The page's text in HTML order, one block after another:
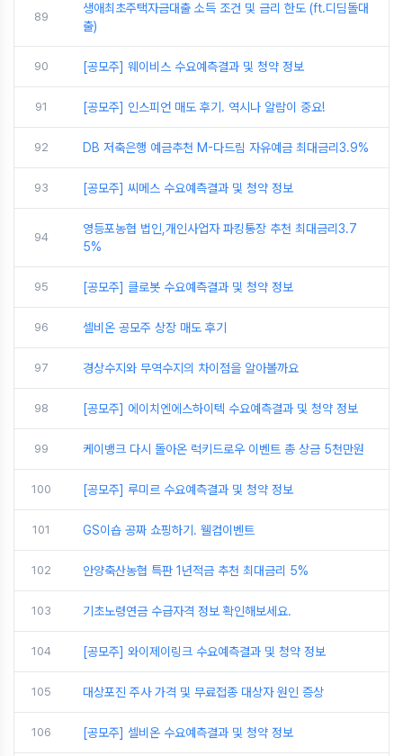
89
생애최초주택자금대출 소득 조건 및 금리 한도 (ft.디딤돌대
출)
90 [공모주] 웨이비스 수요예측결과 및 청약 정보
91 [공모주] 인스피언 매도 후기. 역시나 알람이 중요!
92 DB 저축은행 예금추천 M-다드림 자유예금 최대금리3.9%
93 [공모주] 씨메스 수요예측결과 및 청약 정보
94
영등포농협 법인,개인사업자 파킹통장 추천 최대금리3.7
5%
95 [공모주] 클로봇 수요예측결과 및 청약 정보
96 셀비온 공모주 상장 매도 후기
97 경상수지와 무역수지의 차이점을 알아볼까요
98 [공모주] 에이치엔에스하이텍 수요예측결과 및 청약 정보
99 케이뱅크 다시 돌아온 럭키드로우 이벤트 총 상금 5천만원
100 [공모주] 루미르 수요예측결과 및 청약 정보
101 GS이숍 공짜 쇼핑하기. 웰컴이벤트
102 안양축산농협 특판 1년적금 추천 최대금리 5%
103 기초노령연금 수급자격 정보 확인해보세요.
104 [공모주] 와이제이링크 수요예측결과 및 청약 정보
105 대상포진 주사 가격 및 무료접종 대상자 원인 증상
106 [공모주] 셀비온 수요예측결과 및 청약 정보